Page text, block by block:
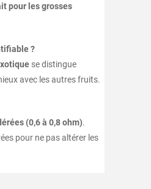
pour les grosses
?
se distingue
avec les autres fruits.
(0,6 à 0,8 ohm).
pour ne pas altérer les